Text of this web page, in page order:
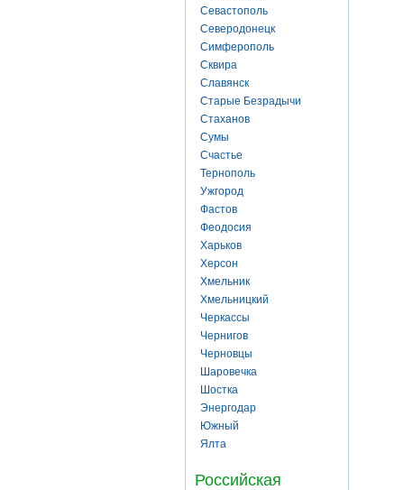
Севастополь
Северодонецк
Симферополь
Сквира
Славянск
Старые Безрадычи
Стаханов
Сумы
Счастье
Тернополь
Ужгород
Фастов
Феодосия
Харьков
Херсон
Хмельник
Хмельницкий
Черкассы
Чернигов
Черновцы
Шаровечка
Шостка
Энергодар
Южный
Ялта
Российская